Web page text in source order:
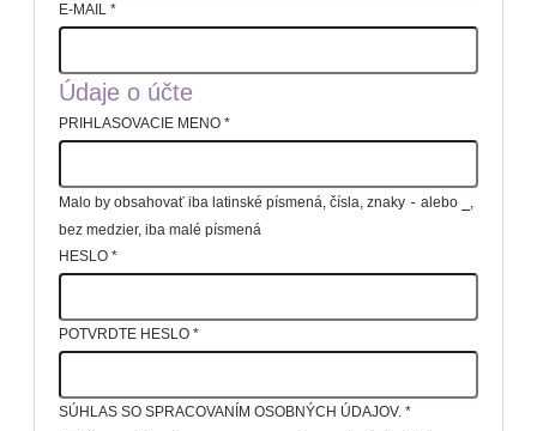
E-MAIL *
Údaje o účte
PRIHLASOVACIE MENO *
Malo by obsahovať iba latinské písmená, čísla, znaky - alebo
bez medzier, iba malé písmená
HESLO *
POTVRDTE HESLO *
SÚHLAS SO SPRACOVANÍM OSOBNÝCH ÚDAJOV. *